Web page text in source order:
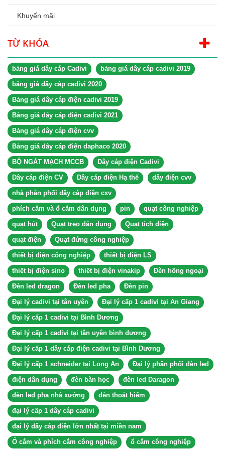
Khuyến mãi
TỪ KHÓA
bảng giá dây cáp Cadivi bảng giá dây cáp cadivi 2019
bảng giá dây cáp cadivi 2020
Bảng giá dây cáp điện cadivi 2019
Bảng giá dây cáp điện cadivi 2021
Bảng giá dây cáp điện cvv
Bảng giá dây cáp điện daphaco 2020
BỘ NGẮT MẠCH MCCB Dây cáp điện Cadivi
Dây cáp điện CV Dây cáp điện Hạ thế dây điện cvv
nhà phân phối dây cáp điện cxv
phích cắm và ổ cắm dân dụng pin quạt công nghiệp
quạt hút Quạt treo dân dụng Quạt tích điện
quạt điện Quạt đứng công nghiệp
thiết bị điện công nghiệp thiết bị điện LS
thiết bị điện sino thiết bị điện vinakip Đèn hồng ngoại
Đèn led dragon Đèn led pha Đèn pin
Đại lý cadivi tại tân uyên Đại lý cấp 1 cadivi tại An Giang
Đại lý cấp 1 cadivi tại Bình Dương
Đại lý cấp 1 cadivi tại tân uyên bình dương
Đại lý cấp 1 dây cáp điện cadivi tại Bình Dương
Đại lý cấp 1 schneider tại Long An Đại lý phân phối đèn led
điện dân dụng đèn bàn học đèn led Daragon
đèn led pha nhà xưởng đèn thoát hiểm
đại lý cấp 1 dây cáp cadivi
đại lý dây cáp điện lớn nhất tại miền nam
Ổ cắm và phích cắm công nghiệp ổ cắm công nghiệp